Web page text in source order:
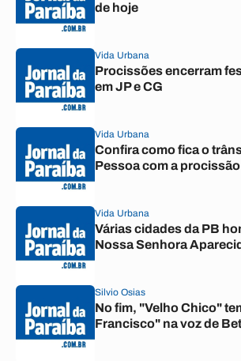
de hoje
Vida Urbana
Procissões encerram
em JP e CG
Vida Urbana
Confira como fica o
Pessoa com a
Vida Urbana
Várias cidades da PB
Nossa Senhora
Silvio Osias
No fim, "Velho Chico"
Francisco" na voz de